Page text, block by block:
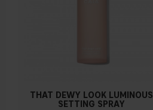
THAT DEWY LOOK LUMINOUS
SETTING SPRAY